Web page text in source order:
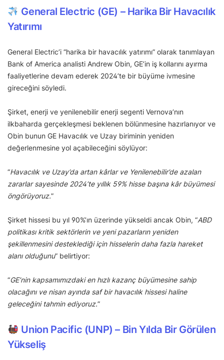
General Electric (GE) – Harika Bir Havacılık
Yatırımı
General Electric’i “harika bir havacılık yatırımı” olarak tanımlayan
Bank of America analisti Andrew Obin, GE’in iş kollarını ayırma
faaliyetlerine devam ederek 2024’te bir büyüme ivmesine
gireceğini söyledi.
Şirket, enerji ve yenilenebilir enerji segenti Vernova’nın
ilkbaharda gerçekleşmesi beklenen bölünmesine hazırlanıyor ve
Obin bunun GE Havacılık ve Uzay biriminin yeniden
değerlenmesine yol açabileceğini söylüyor:
“Havacılık ve Uzay’da artan kârlar ve Yenilenebilir’de azalan
zararlar sayesinde 2024’te yıllık 59% hisse başına kâr büyümesi
öngörüyoruz.”
Şirket hissesi bu yıl 90%’ın üzerinde yükseldi ancak Obin, “ABD
politikası kritik sektörlerin ve yeni pazarların yeniden
şekillenmesini desteklediği için hisselerin daha fazla hareket
alanı olduğunu” belirtiyor:
“GE’nin kapsamımızdaki en hızlı kazanç büyümesine sahip
olacağını ve nisan ayında saf bir havacılık hissesi haline
geleceğini tahmin ediyoruz.”
Union Pacific (UNP) – Bin Yılda Bir Görülen
Yükseliş